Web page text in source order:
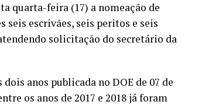
quarta-feira (17) a nomeação de
seis escrivães, seis peritos e seis
solicitação do secretário da
anos publicada no DOE de 07 de
os anos de 2017 e 2018 já foram